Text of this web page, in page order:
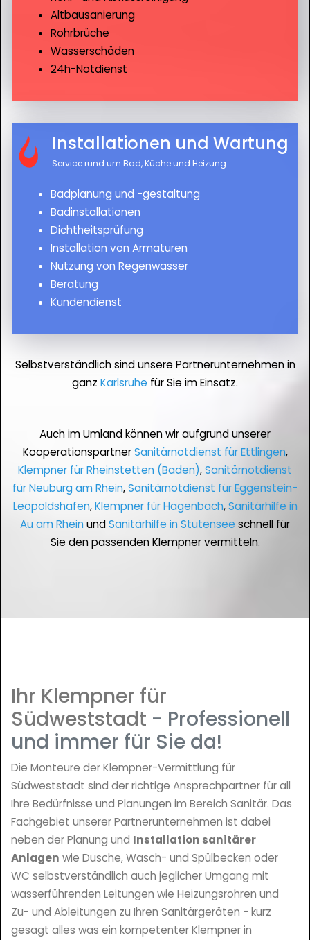
Altbausanierung
Rohrbrüche
Wasserschäden
24h-Notdienst
Installationen und Wartung
Service rund um Bad, Küche und Heizung
Badplanung und -gestaltung
Badinstallationen
Dichtheitsprüfung
Installation von Armaturen
Nutzung von Regenwasser
Beratung
Kundendienst
Selbstverständlich sind unsere Partnerunternehmen in
ganz Karlsruhe für Sie im Einsatz.
Auch im Umland können wir aufgrund unserer
KooperationspartnerSanitärnotdienst für Ettlingen,
Klempner für Rheinstetten (Baden),Sanitärnotdienst
für Neuburg am Rhein,Sanitärnotdienst für Eggenstein-
Leopoldshafen,Klempner für Hagenbach,Sanitärhilfe in
Au am RheinundSanitärhilfe in Stutensee schnell für
Sie den passenden Klempner vermitteln.
Ihr Klempner für
Südweststadt - Professionell
und immer für Sie da!
Die Monteure der Klempner-Vermittlung für
Südweststadt sind der richtige Ansprechpartner für all
Ihre Bedürfnisse und Planungen im Bereich Sanitär. Das
Fachgebiet unserer Partnerunternehmen ist dabei
neben der Planung und Installation sanitärer
Anlagen wie Dusche, Wasch- und Spülbecken oder
WC selbstverständlich auch jeglicher Umgang mit
wasserführenden Leitungen wie Heizungsrohren und
Zu- und Ableitungen zu Ihren Sanitärgeräten - kurz
gesagt alles was ein kompetenter Klempner in